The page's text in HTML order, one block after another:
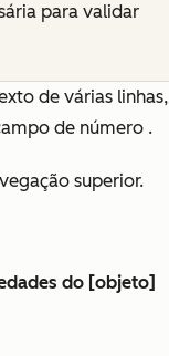
para validar
de várias linhas,
de número .
superior.
do [objeto]